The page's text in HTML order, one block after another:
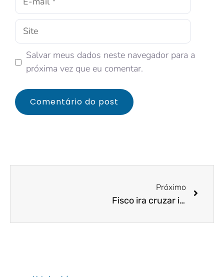
Salvar meus dados neste navegador para a
próxima vez que eu comentar.
Próximo
Fisco ira cruzar informações de Banco com o Imposto Renda e apertar o contribuinte.